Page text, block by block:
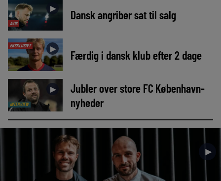
AVIS
► Dansk angriber sat til salg
EKSKLUSIVT ► Færdig i dansk klub efter 2 dage
INTERVIEW
►
Jubler over store FC København-
nyheder
►